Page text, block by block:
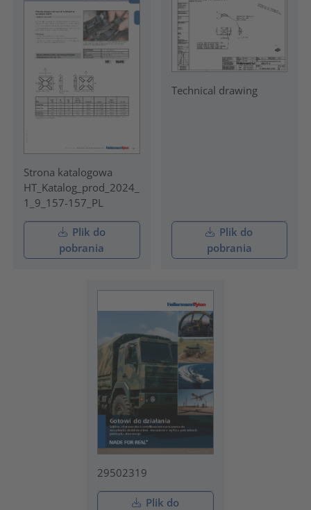
Strona katalogowa
HT_Katalog_prod_2024_
1_9_157-157_PL
Plik do
pobrania
Technical drawing
Plik do
pobrania
29502319
Plik do